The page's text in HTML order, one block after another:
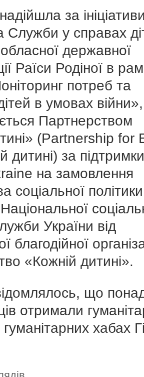
за
Служби у справах
державної
Раїси Родіної в
потреб та
в умовах
Партнерством
(Partnership for
дитині) за підтримки
на замовлення
соціальної політики
України від
благодійної
«Кожній дитині».
що
отримали
хабах